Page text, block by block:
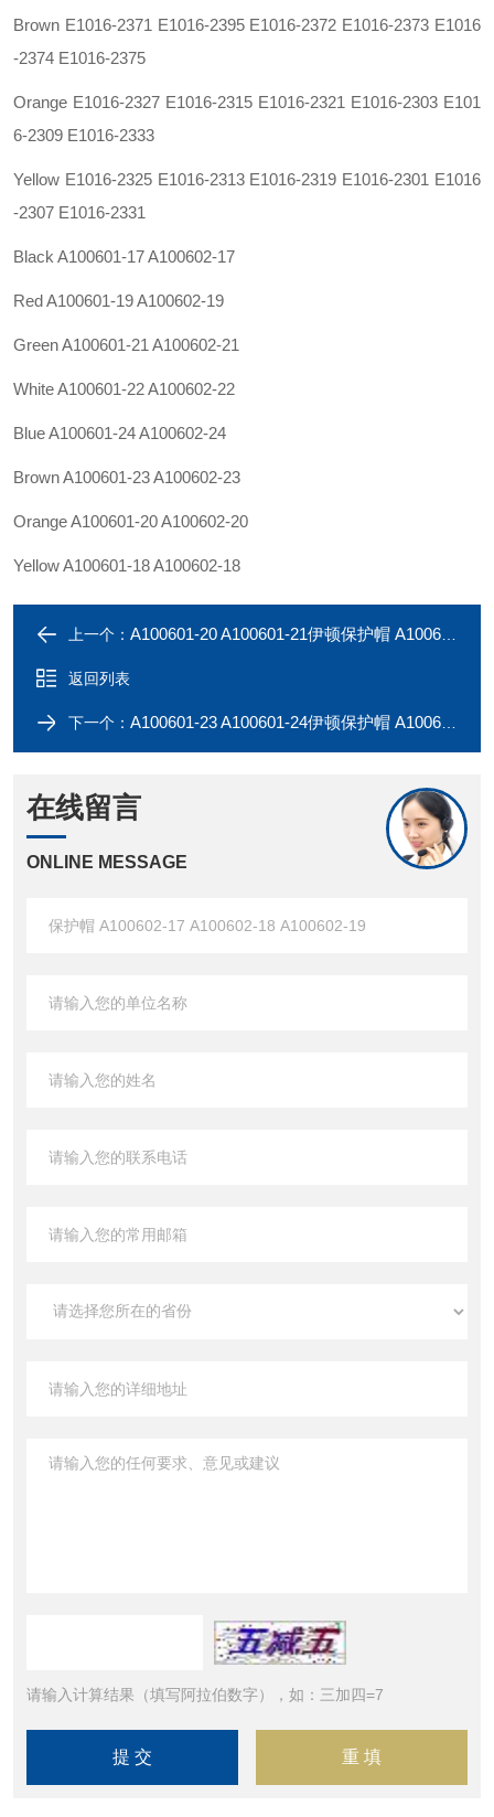
Brown E1016-2371 E1016-2395 E1016-2372 E1016-2373 E1016
-2374 E1016-2375
Orange E1016-2327 E1016-2315 E1016-2321 E1016-2303 E101
6-2309 E1016-2333
Yellow E1016-2325 E1016-2313 E1016-2319 E1016-2301 E1016
-2307 E1016-2331
Black A100601-17 A100602-17
Red A100601-19 A100602-19
Green A100601-21 A100602-21
White A100601-22 A100602-22
Blue A100601-24 A100602-24
Brown A100601-23 A100602-23
Orange A100601-20 A100602-20
Yellow A100601-18 A100602-18
上一个： A100601-20 A100601-21伊顿保护帽 A100601-17 A100601-18 A100601-19
返回列表
下一个： A100601-23 A100601-24伊顿保护帽 A100602-22 A100602-23 A100602-24
在线留言
ONLINE MESSAGE
请输入计算结果（填写阿拉伯数字），如：三加四=7